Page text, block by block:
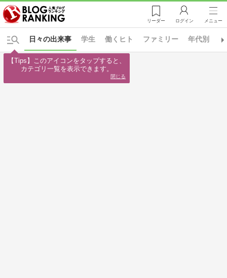
リーダー ログイン メニュー
学生 働くヒト ファミリー 年代別
日々の出来事
【Tips】このアイコンをタップすると、
カテゴリ一覧を表示できます。
閉じる